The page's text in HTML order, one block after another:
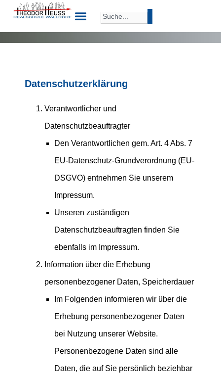
Datenschutzerklärung
Verantwortlicher und
Datenschutzbeauftragter
Den Verantwortlichen gem. Art. 4 Abs. 7
EU-Datenschutz-Grundverordnung (EU-
DSGVO) entnehmen Sie unserem
Impressum.
Unseren zuständigen
Datenschutzbeauftragten finden Sie
ebenfalls im Impressum.
Information über die Erhebung
personenbezogener Daten, Speicherdauer
Im Folgenden informieren wir über die
Erhebung personenbezogener Daten
bei Nutzung unserer Website.
Personenbezogene Daten sind alle
Daten, die auf Sie persönlich beziehbar